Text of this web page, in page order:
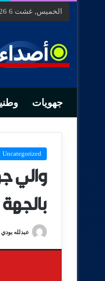
الخميس, غشت 6 2026
جهويات
Uncategorized
والي
عبدلله بودي
مشغل